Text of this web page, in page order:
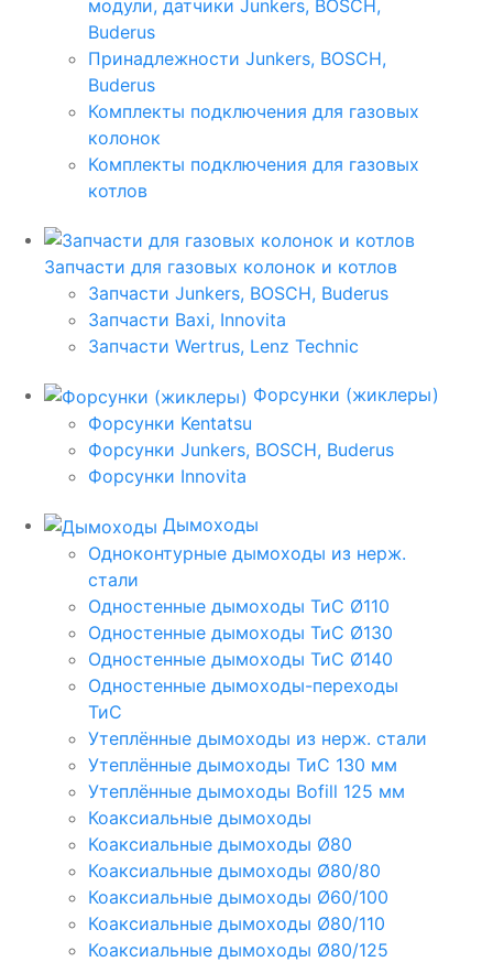
модули, датчики Junkers, BOSCH,
Buderus
Принадлежности Junkers, BOSCH,
Buderus
Комплекты подключения для газовых
колонок
Комплекты подключения для газовых
котлов
Запчасти для газовых колонок и котлов
Запчасти Junkers, BOSCH, Buderus
Запчасти Baxi, Innovita
Запчасти Wertrus, Lenz Technic
Форсунки (жиклеры)
Форсунки Kentatsu
Форсунки Junkers, BOSCH, Buderus
Форсунки Innovita
Дымоходы
Одноконтурные дымоходы из нерж.
стали
Одностенные дымоходы ТиС Ø110
Одностенные дымоходы ТиС Ø130
Одностенные дымоходы ТиС Ø140
Одностенные дымоходы-переходы
ТиС
Утеплённые дымоходы из нерж. стали
Утеплённые дымоходы ТиС 130 мм
Утеплённые дымоходы Bofill 125 мм
Коаксиальные дымоходы
Коаксиальные дымоходы Ø80
Коаксиальные дымоходы Ø80/80
Коаксиальные дымоходы Ø60/100
Коаксиальные дымоходы Ø80/110
Коаксиальные дымоходы Ø80/125